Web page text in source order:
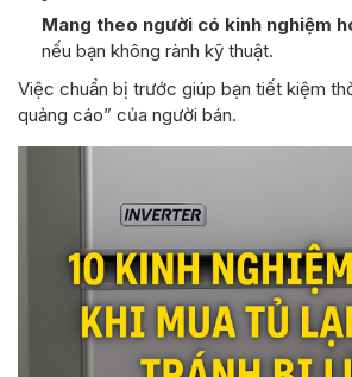
Mang theo người có kinh nghiệm
nếu bạn không rành kỹ thuật.
Việc chuẩn bị trước giúp bạn tiết kiệm
quảng cáo” của người bán.